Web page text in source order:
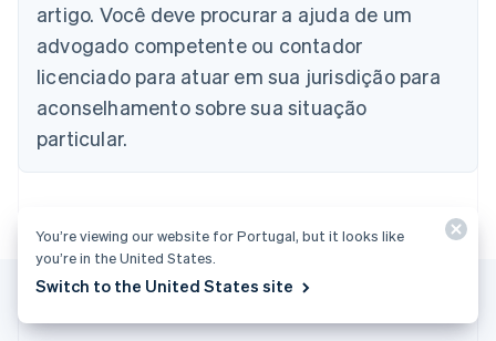
artigo. Você deve procurar a ajuda de um
advogado competente ou contador
licenciado para atuar em sua jurisdição para
aconselhamento sobre sua situação
particular.
Canadá
EnglishFrançais
China continental
简体中文English
Chipre
English
Croácia
EnglishItaliano
Emirados Árabes Unidos
English
Eslováquia
You’re viewing our website for Portugal, but it looks like
you’re in the United States.
Switch to the United States site